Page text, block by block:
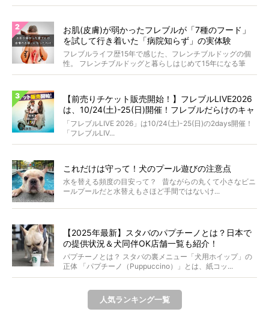
お肌(皮膚)が弱かったフレブルが「7種のフード」
を試して行き着いた「病院知らず」の実体験
フレブルライフ歴15年で感じた、フレンチブルドッグの個
性。 フレンチブルドッグと暮らしはじめて15年になる筆
者...
【前売りチケット販売開始！】フレブルLIVE2026
は、10/24(土)-25(日)開催！フレブルだらけのキャ
ンプ・前夜祭・バスプランも新登場!?
「フレブルLIVE 2026」は10/24(土)-25(日)の2days開催！
「フレブルLIV...
これだけは守って！犬のプール遊びの注意点
水を替える頻度の目安って？ 昔ながらの丸くて小さなビニ
ールプールだと水替えもさほど手間ではないけ...
【2025年最新】スタバのパプチーノとは？日本で
の提供状況＆犬同伴OK店舗一覧も紹介！
パプチーノとは？ スタバの裏メニュー「犬用ホイップ」の
正体 「パプチーノ（Puppuccino）」とは、紙コッ...
人気ランキング一覧